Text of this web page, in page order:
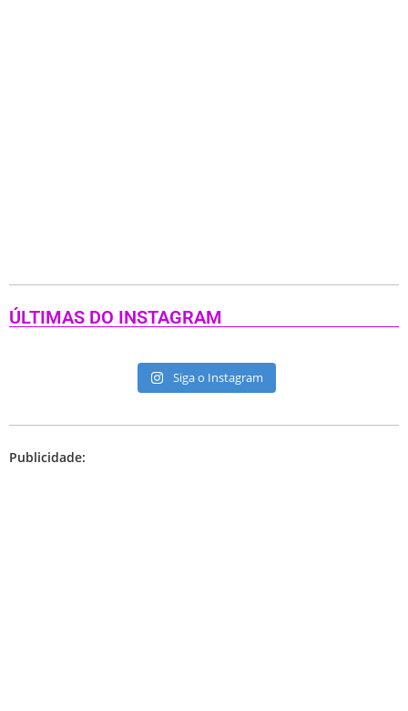
ÚLTIMAS DO INSTAGRAM
Siga o Instagram
Publicidade: